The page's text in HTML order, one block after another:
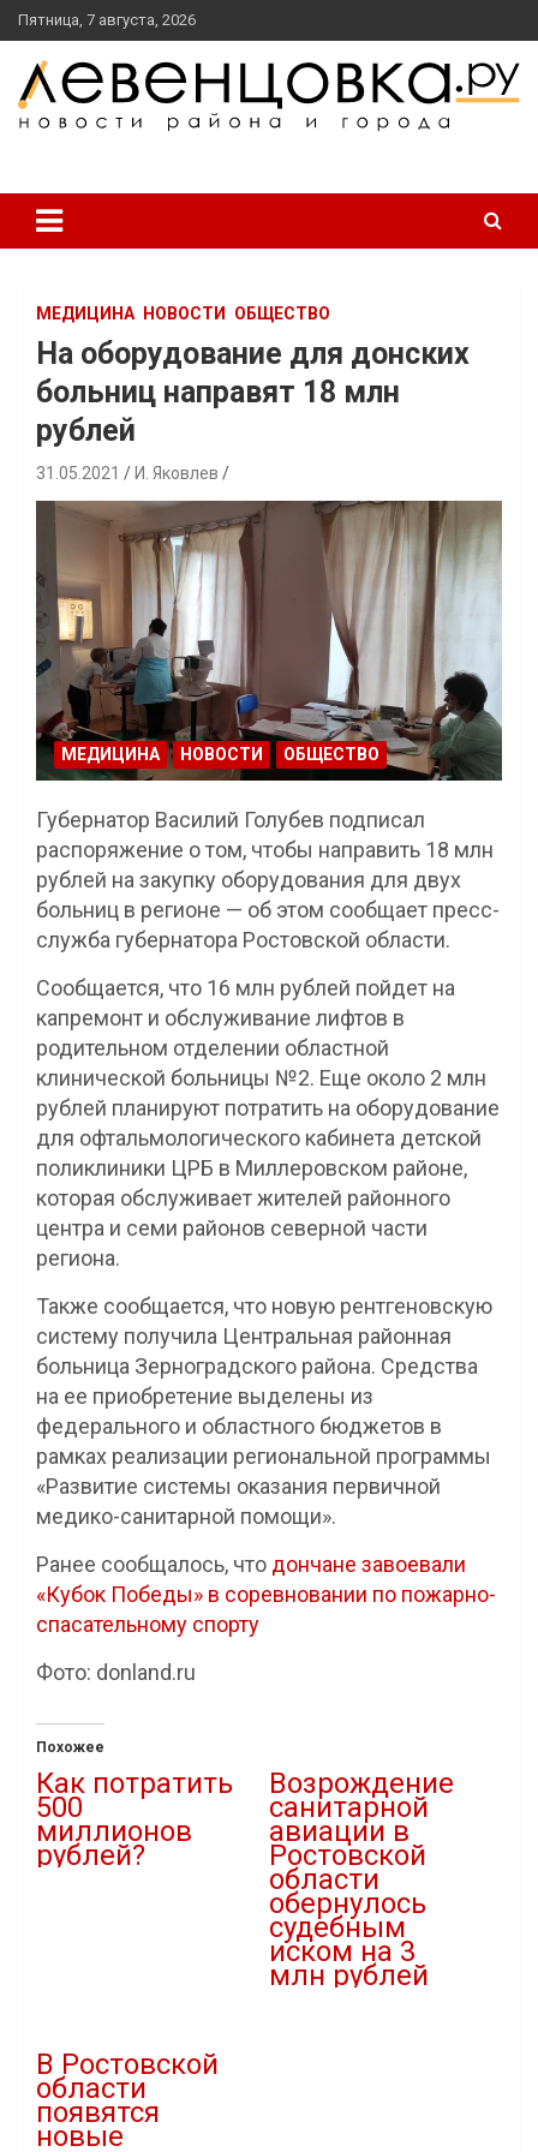
перейти
к
содержанию
Пятница, 7 августа, 2026
МЕДИЦИНА НОВОСТИ ОБЩЕСТВО
На оборудование для донских
больниц направят 18 млн
рублей
31.05.2021 И. Яковлев
МЕДИЦИНА НОВОСТИ ОБЩЕСТВО
Губернатор Василий Голубев подписал
распоряжение о том, чтобы направить 18 млн
рублей на закупку оборудования для двух
больниц в регионе — об этом сообщает пресс-
служба губернатора Ростовской области.
Сообщается, что 16 млн рублей пойдет на
капремонт и обслуживание лифтов в
родительном отделении областной
клинической больницы №2. Еще около 2 млн
рублей планируют потратить на оборудование
для офтальмологического кабинета детской
поликлиники ЦРБ в Миллеровском районе,
которая обслуживает жителей районного
центра и семи районов северной части
региона.
Также сообщается, что новую рентгеновскую
систему получила Центральная районная
больница Зерноградского района. Средства
на ее приобретение выделены из
федерального и областного бюджетов в
рамках реализации региональной программы
«Развитие системы оказания первичной
медико-санитарной помощи».
Ранее сообщалось, что дончане завоевали
«Кубок Победы» в соревновании по пожарно-
спасательному спорту
Фото: donland.ru
Похожее
Как потратить
500
миллионов
рублей?
Возрождение
санитарной
авиации в
Ростовской
области
обернулось
судебным
иском на 3
млн рублей
В Ростовской
области
появятся
новые